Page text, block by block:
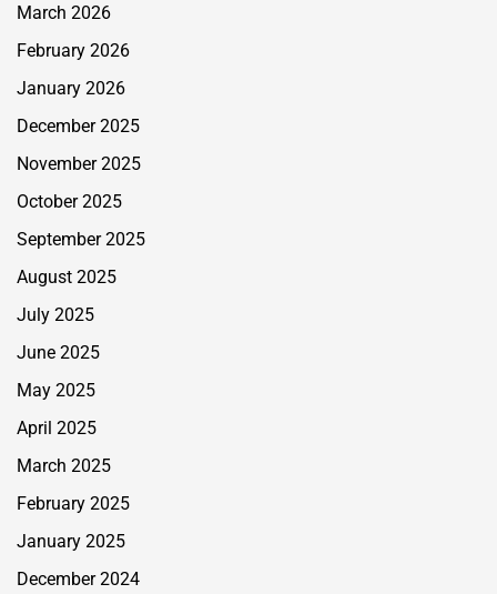
March 2026
February 2026
January 2026
December 2025
November 2025
October 2025
September 2025
August 2025
July 2025
June 2025
May 2025
April 2025
March 2025
February 2025
January 2025
December 2024